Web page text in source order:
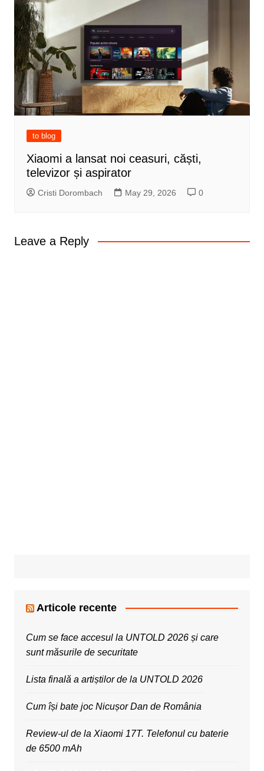
to blog
Xiaomi a lansat noi ceasuri, căști,
televizor și aspirator
Cristi Dorombach May 29, 2026 0
Leave a Reply
Articole recente
Cum se face accesul la UNTOLD 2026 și care
sunt măsurile de securitate
Lista finală a artiștilor de la UNTOLD 2026
Cum își bate joc Nicușor Dan de România
Review-ul de la Xiaomi 17T. Telefonul cu baterie
de 6500 mAh